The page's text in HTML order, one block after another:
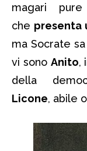
magari
che presenta
ma Socrate
vi sono Anito,
della
Licone, abile